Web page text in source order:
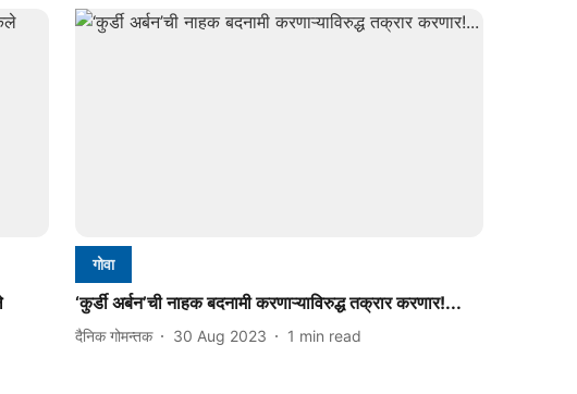
गोवा
‘कुर्डी अर्बन’ची नाहक बदनामी करणाऱ्याविरुद्ध तक्रार करणार!...
दैनिक गोमन्तक 30 Aug 2023 1 min read